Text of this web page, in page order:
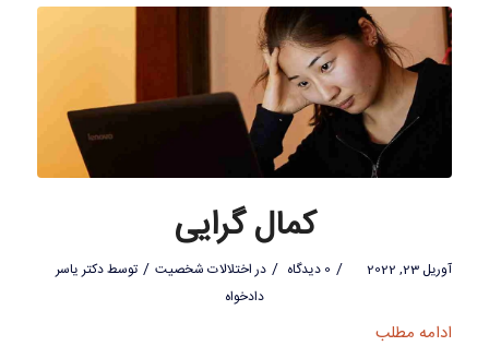
کمال گرایی
آوریل 23, 2022 / 0 دیدگاه / دراختلالات شخصیت / توسطدکتر یاسر
دادخواه
ادامه مطلب